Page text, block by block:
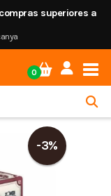
compras superiores a
0
-3%